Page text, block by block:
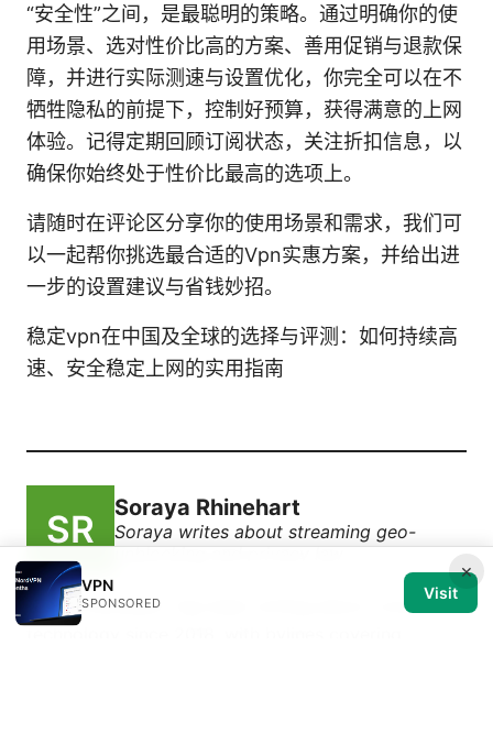
“安全性”之间，是最聪明的策略。通过明确你的使
用场景、选对性价比高的方案、善用促销与退款保
障，并进行实际测速与设置优化，你完全可以在不
牺牲隐私的前提下，控制好预算，获得满意的上网
体验。记得定期回顾订阅状态，关注折扣信息，以
确保你始终处于性价比最高的选项上。
请随时在评论区分享你的使用场景和需求，我们可
以一起帮你挑选最合适的Vpn实惠方案，并给出进
一步的设置建议与省钱妙招。
稳定vpn在中国及全球的选择与评测：如何持续高
速、安全稳定上网的实用指南
Soraya Rhinehart
Soraya writes about streaming geo-
unblocking and privacy law.
Soraya Rhinehart has been writing about consumer
technology since 2018, with bylines covering
×
VPN
SPONSORED
Visit